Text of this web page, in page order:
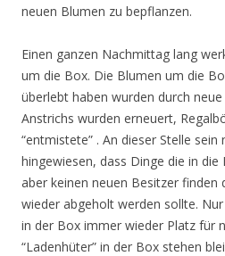
neuen Blumen zu bepflanzen.
Einen ganzen Nachmittag lang
um die Box. Die Blumen um die
überlebt haben wurden durch
Anstrichs wurden erneuert,
“entmistete” . An dieser Stelle
hingewiesen, dass Dinge die in
aber keinen neuen Besitzer finden
wieder abgeholt werden sollte.
in der Box immer wieder Platz für
“Ladenhüter” in der Box stehen